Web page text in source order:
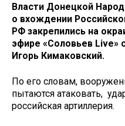
Власти Донецкой
о вхождении
РФ закрепились на
эфире «Соловьев Live»
Игорь Кимаковский.
По его словам,
пытаются атаковать,
российская артиллерия.